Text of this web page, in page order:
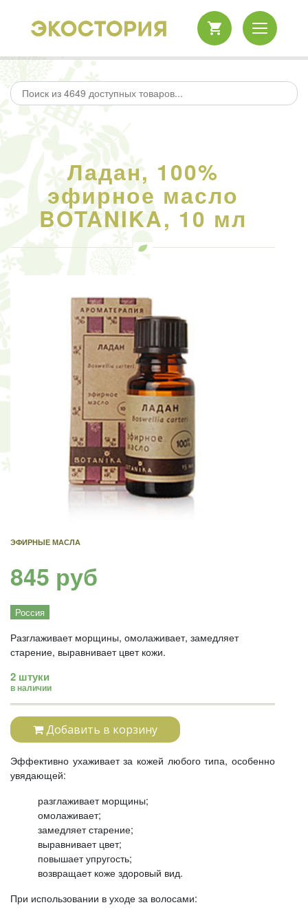
Ладан, 100%
эфирное масло
BOTANIKA, 10 мл
ЭФИРНЫЕ МАСЛА
845 руб
Россия
Разглаживает морщины, омолаживает, замедляет
старение, выравнивает цвет кожи.
2 штуки
в наличии
Добавить в корзину
Эффективно ухаживает за кожей любого типа, особенно
увядающей:
разглаживает морщины;
омолаживает;
замедляет старение;
выравнивает цвет;
повышает упругость;
возвращает коже здоровый вид.
При использовании в уходе за волосами: